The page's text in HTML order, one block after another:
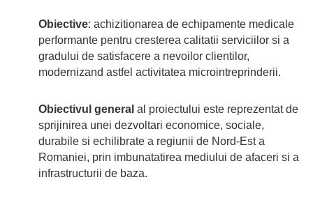
Obiective: achizitionarea de echipamente medicale
performante pentru cresterea calitatii serviciilor si a
gradului de satisfacere a nevoilor clientilor,
modernizand astfel activitatea microintreprinderii.
Obiectivul general al proiectului este reprezentat de
sprijinirea unei dezvoltari economice, sociale,
durabile si echilibrate a regiunii de Nord-Est a
Romaniei, prin imbunatatirea mediului de afaceri si a
infrastructurii de baza.